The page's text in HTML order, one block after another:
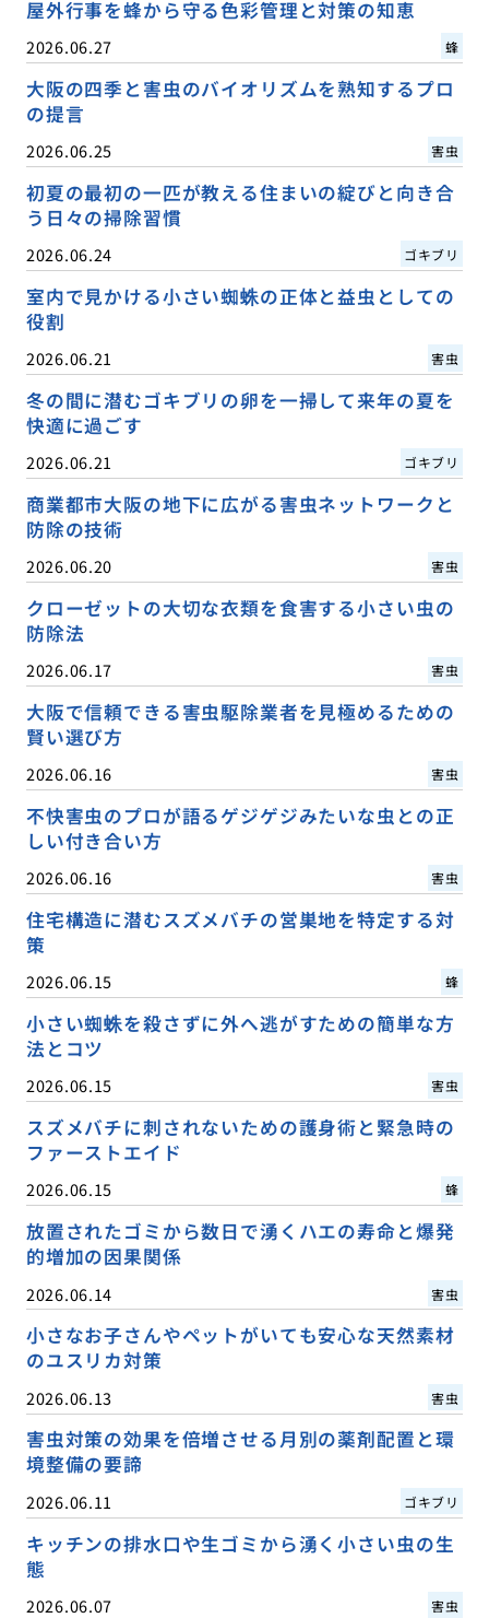
屋外行事を蜂から守る色彩管理と対策の知恵
2026.06.27 蜂
大阪の四季と害虫のバイオリズムを熟知するプロ
の提言
2026.06.25 害虫
初夏の最初の一匹が教える住まいの綻びと向き合
う日々の掃除習慣
2026.06.24 ゴキブリ
室内で見かける小さい蜘蛛の正体と益虫としての
役割
2026.06.21 害虫
冬の間に潜むゴキブリの卵を一掃して来年の夏を
快適に過ごす
2026.06.21 ゴキブリ
商業都市大阪の地下に広がる害虫ネットワークと
防除の技術
2026.06.20 害虫
クローゼットの大切な衣類を食害する小さい虫の
防除法
2026.06.17 害虫
大阪で信頼できる害虫駆除業者を見極めるための
賢い選び方
2026.06.16 害虫
不快害虫のプロが語るゲジゲジみたいな虫との正
しい付き合い方
2026.06.16 害虫
住宅構造に潜むスズメバチの営巣地を特定する対
策
2026.06.15 蜂
小さい蜘蛛を殺さずに外へ逃がすための簡単な方
法とコツ
2026.06.15 害虫
スズメバチに刺されないための護身術と緊急時の
ファーストエイド
2026.06.15 蜂
放置されたゴミから数日で湧くハエの寿命と爆発
的増加の因果関係
2026.06.14 害虫
小さなお子さんやペットがいても安心な天然素材
のユスリカ対策
2026.06.13 害虫
害虫対策の効果を倍増させる月別の薬剤配置と環
境整備の要諦
2026.06.11 ゴキブリ
キッチンの排水口や生ゴミから湧く小さい虫の生
態
2026.06.07 害虫